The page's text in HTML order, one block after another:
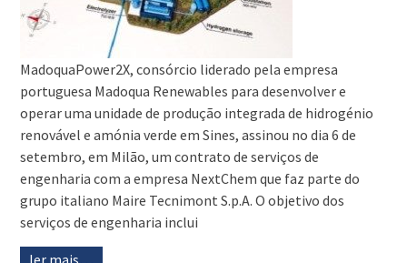
MadoquaPower2X, consórcio liderado pela empresa
portuguesa Madoqua Renewables para desenvolver e
operar uma unidade de produção integrada de hidrogénio
renovável e amónia verde em Sines, assinou no dia 6 de
setembro, em Milão, um contrato de serviços de
engenharia com a empresa NextChem que faz parte do
grupo italiano Maire Tecnimont S.p.A. O objetivo dos
serviços de engenharia inclui